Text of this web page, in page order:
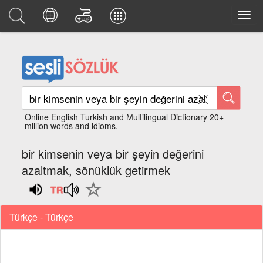
Online English Turkish and Multilingual Dictionary 20+
million words and idioms.
bir kimsenin veya bir şeyin değerini
azaltmak, sönüklük getirmek
Türkçe - Türkçe